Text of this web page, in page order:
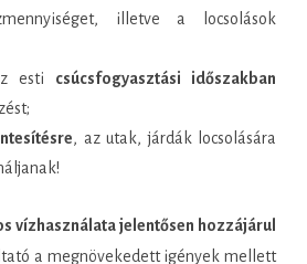
illetve a locsolások
esti csúcsfogyasztási időszakban
, az utak, járdák locsolására
vízhasználata jelentősen hozzájárul
a megnövekedett igények mellett